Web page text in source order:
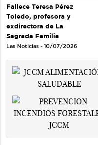
Fallece Teresa Pérez
Toledo, profesora y
exdirectora de La
Sagrada Familia
Las Noticias - 10/07/2026